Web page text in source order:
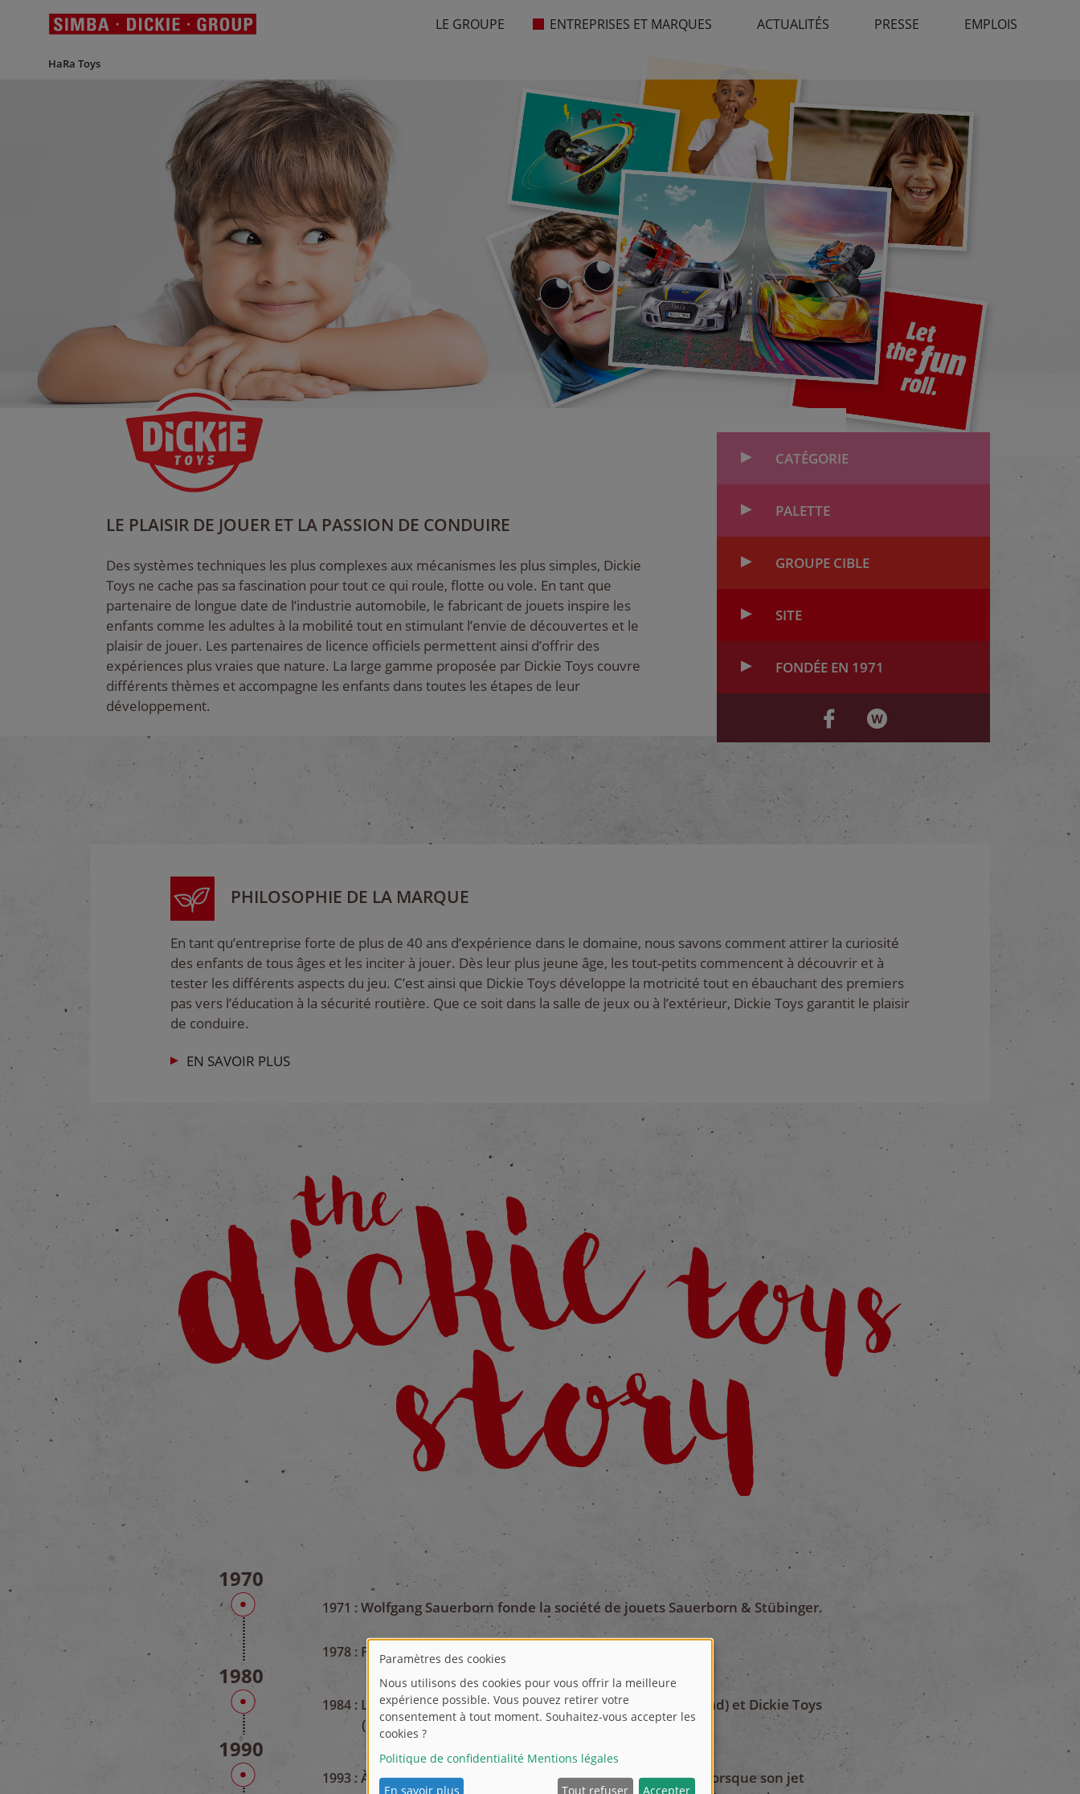
LE GROUPE ENTREPRISES ET MARQUES
HaRa Toys
ACTUALITÉS PRESSE EMPLOIS
LE PLAISIR DE JOUER ET LA PASSION DE CONDUIRE
Des systèmes techniques les plus complexes aux mécanismes les plus simples, Dickie
Toys ne cache pas sa fascination pour tout ce qui roule, flotte ou vole. En tant que
partenaire de longue date de l’industrie automobile, le fabricant de jouets inspire les
enfants comme les adultes à la mobilité tout en stimulant l’envie de découvertes et le
plaisir de jouer. Les partenaires de licence officiels permettent ainsi d’offrir des
expériences plus vraies que nature. La large gamme proposée par Dickie Toys couvre
différents thèmes et accompagne les enfants dans toutes les étapes de leur
développement.
CATÉGORIE
PALETTE
GROUPE CIBLE
SITE
FONDÉE EN 1971
PHILOSOPHIE DE LA MARQUE
En tant qu’entreprise forte de plus de 40 ans d’expérience dans le domaine, nous savons comment attirer la curiosité
des enfants de tous âges et les inciter à jouer. Dès leur plus jeune âge, les tout-petits commencent à découvrir et à
tester les différents aspects du jeu. C’est ainsi que Dickie Toys développe la motricité tout en ébauchant des premiers
pas vers l’éducation à la sécurité routière. Que ce soit dans la salle de jeux ou à l’extérieur, Dickie Toys garantit le plaisir
de conduire.
EN SAVOIR PLUS
1970
1971 :Wolfgang Sauerborn fonde la société de jouets Sauerborn & Stübinger.
1978 : Fondation de Dickie Toys Hong Kong.
1980
1984 : La société est renommée Dickie Spielzeug (Deutschland) et Dickie Toys
(International).
1990
1993 :À l’âge de 49 ans, M. Sauerborn meurt tragiquement lorsque son jet